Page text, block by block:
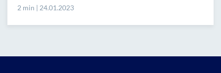
2 min | 24.01.2023